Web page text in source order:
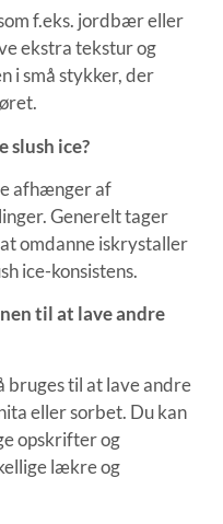
f.eks. jordbær eller
ekstra tekstur og
i små stykker, der
slush ice?
afhænger af
Generelt tager
omdanne iskrystaller
ice-konsistens.
til at lave andre
bruges til at lave andre
eller sorbet. Du kan
opskrifter og
lækre og